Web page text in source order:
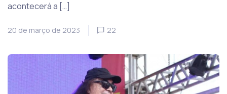
acontecerá a […]
20 de março de 2023 22